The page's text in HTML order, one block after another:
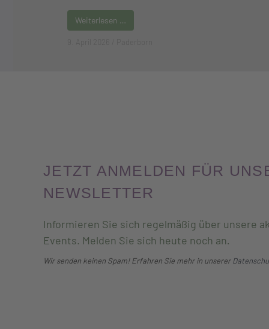
Weiterlesen …
JETZT ANMELDEN FÜR
NEWSLETTER
Informieren Sie sich regelmäßig über unsere
Events. Melden Sie sich heute noch an.
Wir senden keinen Spam! Erfahren Sie mehr in unserer